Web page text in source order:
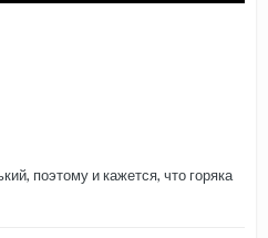
поэтому и кажется, что горяка